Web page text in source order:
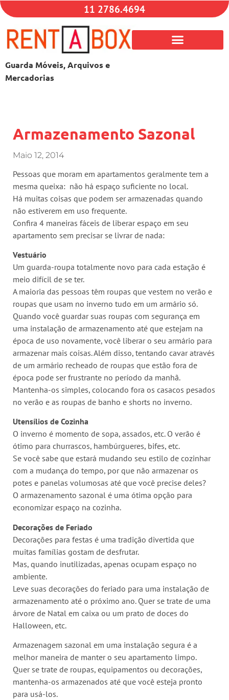
11 2786.4694
Guarda Móveis, Arquivos e
Mercadorias
Armazenamento Sazonal
Maio 12, 2014
Pessoas que moram em apartamentos geralmente tem a
mesma queixa: não há espaço suficiente no local.
Há muitas coisas que podem ser armazenadas quando
não estiverem em uso frequente.
Confira 4 maneiras fáceis de liberar espaço em seu
apartamento sem precisar se livrar de nada:
Vestuário
Um guarda-roupa totalmente novo para cada estação é
meio difícil de se ter.
A maioria das pessoas têm roupas que vestem no verão e
roupas que usam no inverno tudo em um armário só.
Quando você guardar suas roupas com segurança em
uma instalação de armazenamento até que estejam na
época de uso novamente, você liberar o seu armário para
armazenar mais coisas. Além disso, tentando cavar através
de um armário recheado de roupas que estão fora de
época pode ser frustrante no período da manhã.
Mantenha-os simples, colocando fora os casacos pesados
​​no verão e as roupas de banho e shorts no inverno.
Utensílios de Cozinha
O inverno é momento de sopa, assados, etc. O verão é
ótimo para churrascos, hambúrgueres, bifes, etc.
Se você sabe que estará mudando seu estilo de cozinhar
com a mudança do tempo, por que não armazenar os
potes e panelas volumosas até que você precise deles?
O armazenamento sazonal é uma ótima opção para
economizar espaço na cozinha.
Decorações de Feriado
Decorações para festas é uma tradição divertida que
muitas famílias gostam de desfrutar.
Mas, quando inutilizadas, apenas ocupam espaço no
ambiente.
Leve suas decorações do feriado para uma instalação de
armazenamento até o próximo ano. Quer se trate de uma
árvore de Natal em caixa ou um prato de doces do
Halloween, etc.
Armazenagem sazonal em uma instalação segura é a
melhor maneira de manter o seu apartamento limpo.
Quer se trate de roupas, equipamentos ou decorações,
mantenha-os armazenados até que você esteja pronto
para usá-los.